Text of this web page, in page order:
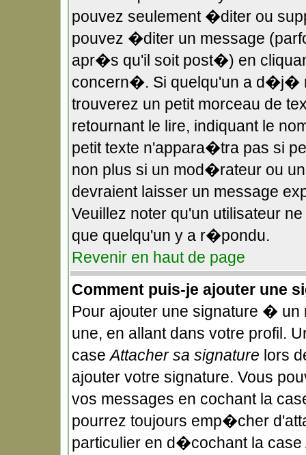
pouvez seulement �diter ou
pouvez �diter un message
apr�s qu'il soit post�) en
concern�. Si quelqu'un a d�j�
trouverez un petit morceau de
retournant le lire, indiquant le
petit texte n'appara�tra pas si
non plus si un mod�rateur ou
devraient laisser un message
Veuillez noter qu'un utilisateur
que quelqu'un y a r�pondu.
Revenir en haut de page
Comment puis-je ajouter une
Pour ajouter une signature �
une, en allant dans votre profil.
caseAttacher sa signature lors
ajouter votre signature. Vous
vos messages en cochant la
pourrez toujours emp�cher
particulier en d�cochant la